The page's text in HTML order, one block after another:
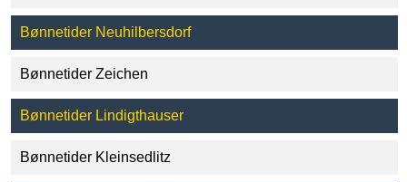
Bønnetider Neuhilbersdorf
Bønnetider Zeichen
Bønnetider Lindigthauser
Bønnetider Kleinsedlitz